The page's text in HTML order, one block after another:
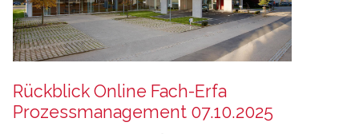
Rückblick Online Fach-Erfa
Prozessmanagement 07.10.2025